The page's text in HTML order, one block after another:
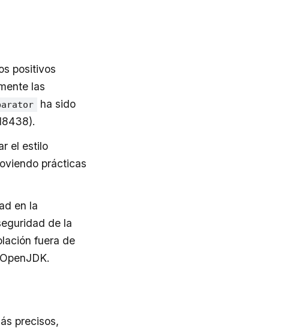
positivos
las
ha sido
el estilo
prácticas
en la
de la
fuera de
precisos,